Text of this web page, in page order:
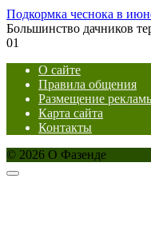
Подкормка чеснока в
Большинство дачников
01
О сайте
Правила общения
Размещение
Карта сайта
Контакты
© 2026 О Фазенде